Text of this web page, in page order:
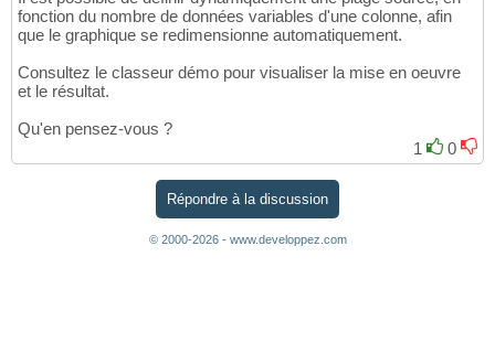
fonction du nombre de données variables d'une colonne, afin
que le graphique se redimensionne automatiquement.
Consultez le classeur démo pour visualiser la mise en oeuvre
et le résultat.
Qu'en pensez-vous ?
1
0
Répondre à la discussion
© 2000-2026 - www.developpez.com